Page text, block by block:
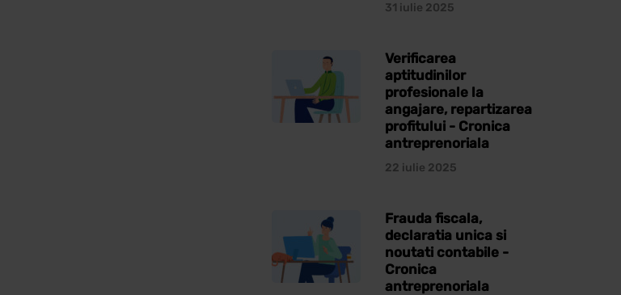
31 iulie 2025
Verificarea
aptitudinilor
profesionale la
angajare, repartizarea
profitului - Cronica
antreprenoriala
22 iulie 2025
Frauda fiscala,
declaratia unica si
noutati contabile -
Cronica
antreprenoriala